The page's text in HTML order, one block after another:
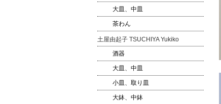
大皿、中皿
茶わん
土屋由起子 TSUCHIYA Yukiko
酒器
大皿、中皿
小皿、取り皿
大鉢、中鉢